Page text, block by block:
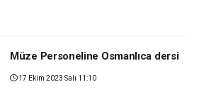
Müze Personeline Osmanlıca dersi
17 Ekim 2023 Salı 11:10